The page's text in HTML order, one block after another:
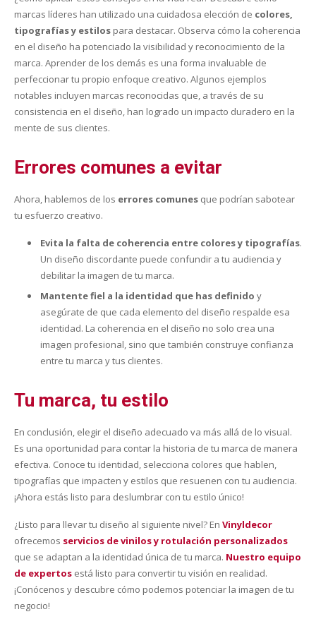
marcas líderes han utilizado una cuidadosa elección de colores,
tipografías y estilos para destacar. Observa cómo la coherencia
en el diseño ha potenciado la visibilidad y reconocimiento de la
marca. Aprender de los demás es una forma invaluable de
perfeccionar tu propio enfoque creativo. Algunos ejemplos
notables incluyen marcas reconocidas que, a través de su
consistencia en el diseño, han logrado un impacto duradero en la
mente de sus clientes.
Errores comunes a evitar
Ahora, hablemos de los errores comunes que podrían sabotear
tu esfuerzo creativo.
Evita la falta de coherencia entre colores y tipografías.
Un diseño discordante puede confundir a tu audiencia y
debilitar la imagen de tu marca.
Mantente fiel a la identidad que has definido y
asegúrate de que cada elemento del diseño respalde esa
identidad. La coherencia en el diseño no solo crea una
imagen profesional, sino que también construye confianza
entre tu marca y tus clientes.
Tu marca, tu estilo
En conclusión, elegir el diseño adecuado va más allá de lo visual.
Es una oportunidad para contar la historia de tu marca de manera
efectiva. Conoce tu identidad, selecciona colores que hablen,
tipografías que impacten y estilos que resuenen con tu audiencia.
¡Ahora estás listo para deslumbrar con tu estilo único!
¿Listo para llevar tu diseño al siguiente nivel? En Vinyldecor
ofrecemos servicios de vinilos y rotulación personalizados
que se adaptan a la identidad única de tu marca. Nuestro equipo
de expertos está listo para convertir tu visión en realidad.
¡Conócenos y descubre cómo podemos potenciar la imagen de tu
negocio!